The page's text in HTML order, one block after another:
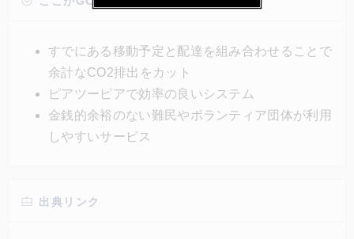
難民向けのグッズやサービスの運搬を支援する等の無
償のものがある。現在、国際輸送など長距離の輸送に
もPeer to Peerのデリバリーサービスを取り入れるた
め構想中。
すでにある移動予定と配達を組み合わせることで
余計なCO2排出をカット
ピアツーピアで効率の良いシステム
金銭的余裕のない難民やボランティア団体が利用
しやすいサービス
出典リンク